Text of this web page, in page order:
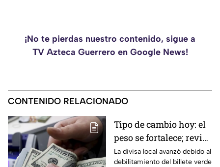
¡No te pierdas nuestro contenido, sigue a
TV Azteca Guerrero en Google News!
CONTENIDO RELACIONADO
Tipo de cambio hoy: el
peso se fortalece; revisa
el precio del dólar
La divisa local avanzó debido al
debilitamiento del billete verde